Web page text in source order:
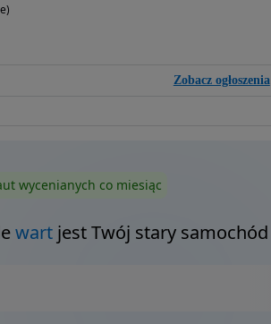
Zobacz ogłoszenia
wycenianych co miesiąc
wartjest Twój stary samochód